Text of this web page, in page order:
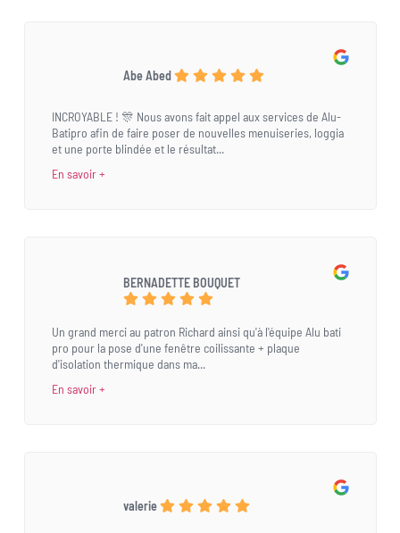
Abe Abed
INCROYABLE ! 🎊 Nous avons fait appel aux services de Alu-
Batipro afin de faire poser de nouvelles menuiseries, loggia
et une porte blindée et le résultat...
En savoir +
BERNADETTE BOUQUET
Un grand merci au patron Richard ainsi qu'à l'équipe Alu bati
pro pour la pose d'une fenêtre coilissante + plaque
d'isolation thermique dans ma...
En savoir +
valerie